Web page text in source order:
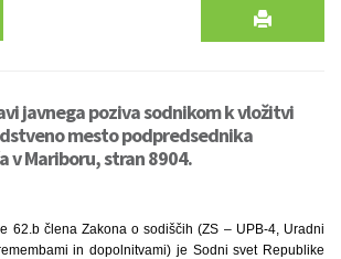
javnega poziva sodnikom k vložitvi
mesto podpredsednika
v Mariboru, stran 8904.
62.b člena Zakona o sodiščih (ZS – UPB-4, Uradni
in dopolnitvami) je Sodni svet Republike